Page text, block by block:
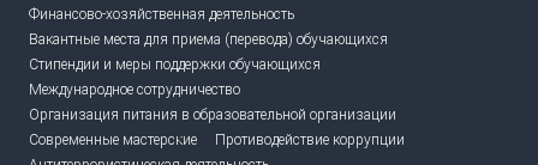
Финансово-хозяйственная деятельность
Вакантные места для приема (перевода) обучающихся
Стипендии и меры поддержки обучающихся
Международное сотрудничество
Организация питания в образовательной организации
Современные мастерские
Противодействие коррупции